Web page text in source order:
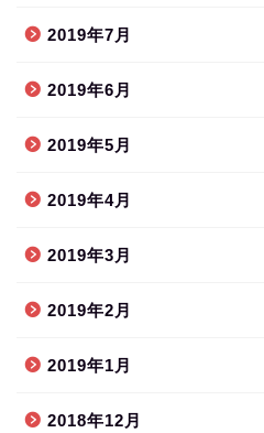
2019年7月
2019年6月
2019年5月
2019年4月
2019年3月
2019年2月
2019年1月
2018年12月